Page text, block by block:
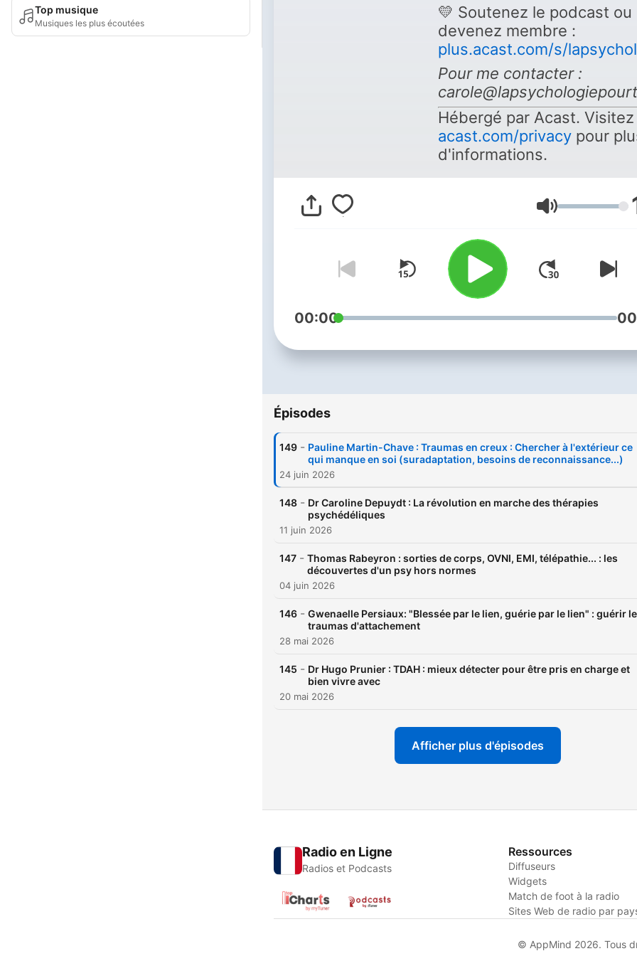
Top musique
Musiques les plus écoutées
💛 Soutenez le podcast ou
devenez membre :
plus.acast.com/s/
Pour me contacter :
Hébergé par Acast. Visitez
acast.com/privacypour
d'informations.
Volume
00:00
Épisodes
149 - Pauline Martin-Chave : Traumas en creux : Chercher à l'extérieur ce
qui manque en soi (suradaptation, besoins de reconnaissance...)
24 juin 2026
148 - Dr Caroline Depuydt : La révolution en marche des thérapies
psychédéliques
11 juin 2026
147 - Thomas Rabeyron : sorties de corps, OVNI, EMI, télépathie... : les
découvertes d'un psy hors normes
04 juin 2026
146 - Gwenaelle Persiaux: "Blessée par le lien, guérie par le lien" : guérir
traumas d'attachement
28 mai 2026
145 - Dr Hugo Prunier : TDAH : mieux détecter pour être pris en charge et
bien vivre avec
20 mai 2026
Afficher plus d'épisodes
Radio en Ligne
Radios et Podcasts
Ressources
Diffuseurs
Widgets
Match de foot à la radio
Sites Web de radio par
© AppMind 2026. Tous